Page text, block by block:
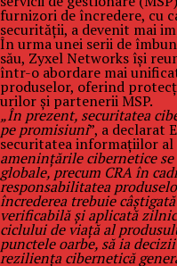
furnizori de încredere, cu
securității, a devenit mai
În urma unei serii de
său, Zyxel Networks își
într-o abordare mai
produselor, oferind
urilor și partenerii MSP.
„În prezent, securitatea
pe promisiuni”, a declarat
securitatea informațiilor al
amenințările cibernetice
globale, precum CRA în
responsabilitatea
încrederea trebuie
verificabilă și aplicată
ciclului de viață al
punctele oarbe, să ia
reziliența cibernetică